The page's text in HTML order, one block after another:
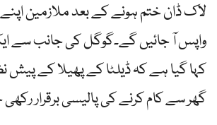
لاک ڈان ختم ہونے کے بعد ملازمین
واپس آ جائیں گے۔گوگل کی جانب سے
گھر سے کام کرنے کی پالیسی برقرار